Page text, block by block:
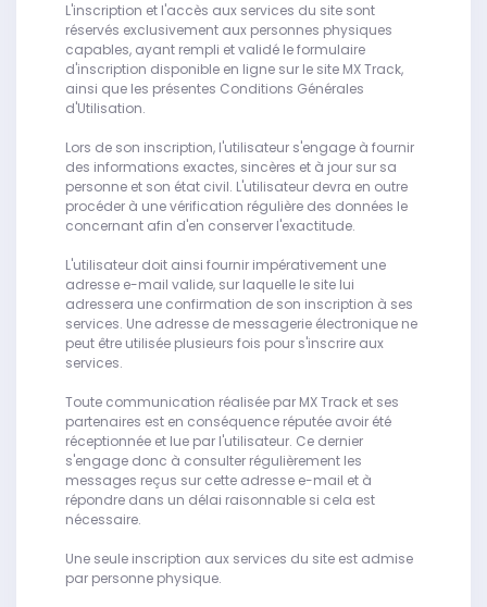
L'inscription et l'accès aux services du site sont
réservés exclusivement aux personnes physiques
capables, ayant rempli et validé le formulaire
d'inscription disponible en ligne sur le site MX Track,
ainsi que les présentes Conditions Générales
d'Utilisation.
Lors de son inscription, l'utilisateur s'engage à fournir
des informations exactes, sincères et à jour sur sa
personne et son état civil. L'utilisateur devra en outre
procéder à une vérification régulière des données le
concernant afin d'en conserver l'exactitude.
L'utilisateur doit ainsi fournir impérativement une
adresse e-mail valide, sur laquelle le site lui
adressera une confirmation de son inscription à ses
services. Une adresse de messagerie électronique ne
peut être utilisée plusieurs fois pour s'inscrire aux
services.
Toute communication réalisée par MX Track et ses
partenaires est en conséquence réputée avoir été
réceptionnée et lue par l'utilisateur. Ce dernier
s'engage donc à consulter régulièrement les
messages reçus sur cette adresse e-mail et à
répondre dans un délai raisonnable si cela est
nécessaire.
Une seule inscription aux services du site est admise
par personne physique.